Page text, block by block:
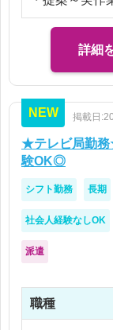
詳細
NEW 掲載日
★テレビ局勤務
験OK◎
シフト勤務 長期
社会人経験なしOK
派遣
職種